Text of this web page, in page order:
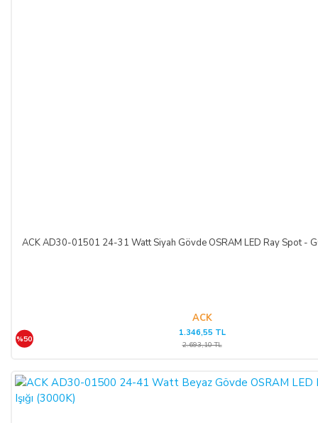
ACK AD30-01501 24-31 Watt Siyah Gövde OSRAM LED Ray Spot -
ACK
%50
1.346,55 TL
2.693,10 TL